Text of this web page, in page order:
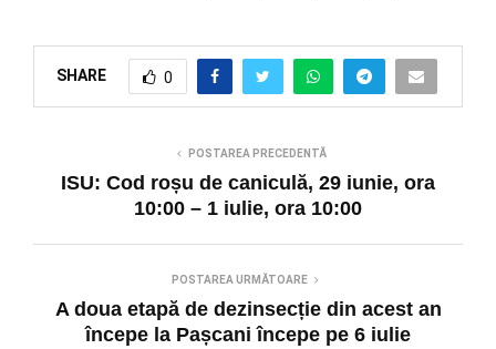
SHARE 0
POSTAREA PRECEDENTĂ
ISU: Cod roșu de caniculă, 29 iunie, ora
10:00 – 1 iulie, ora 10:00
POSTAREA URMĂTOARE
A doua etapă de dezinsecție din acest an
începe la Pașcani începe pe 6 iulie